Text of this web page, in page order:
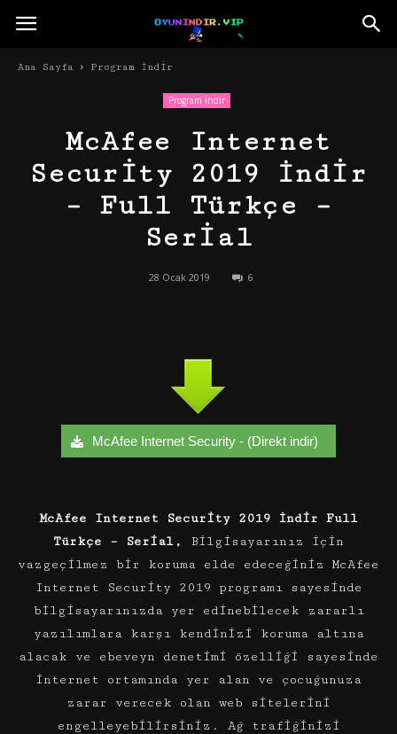
Ana Sayfa Program İndir
Program İndir
McAfee Internet
Security 2019 İndir
– Full Türkçe –
Serial
28 Ocak 2019 6
McAfee Internet Security - (Direkt indir)
McAfee Internet Security 2019 İndir Full
Türkçe – Serial,
Bilgisayarınız için
vazgeçilmez bir koruma elde edeceğiniz McAfee
Internet Security 2019 programı sayesinde
bilgisayarınızda yer edinebilecek zararlı
yazılımlara karşı kendinizi koruma altına
alacak ve ebeveyn denetimi özelliği sayesinde
internet ortamında yer alan ve çocuğunuza
zarar verecek olan web sitelerini
engelleyebilirsiniz. Ağ trafiğinizi